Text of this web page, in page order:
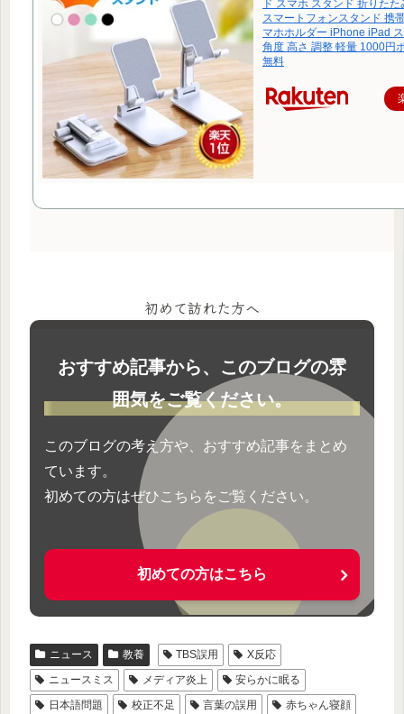
ド スマホ スタンド 折りた
スマートフォンスタンド 携
マホホルダー iPhone iPad
角度 高さ 調整 軽量 1000円
無料
初めて訪れた方へ
おすすめ記事から、このブログの雰
囲気をご覧ください。
このブログの考え方や、おすすめ記事をまとめ
ています。
初めての方はぜひこちらをご覧ください。
初めての方はこちら
ニュース 教養 TBS誤用
X反応
ニュースミス
メディア炎上
安らかに眠る
日本語問題
校正不足 言葉の誤用
赤ちゃん寝顔